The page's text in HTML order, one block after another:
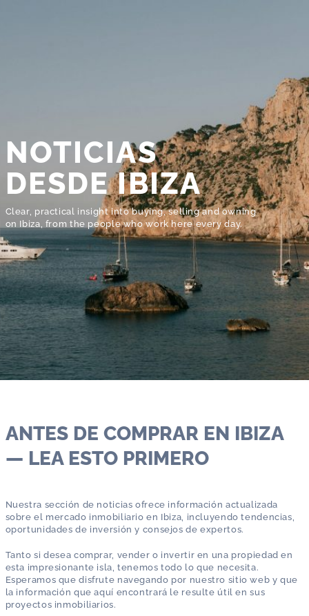
NOTICIAS
DESDE IBIZA
Clear, practical insight into buying, selling and owning
on Ibiza, from the people who work here every day.
ANTES DE COMPRAR EN IBIZA
— LEA ESTO PRIMERO
Nuestra sección de noticias ofrece información actualizada
sobre el mercado inmobiliario en Ibiza, incluyendo tendencias,
oportunidades de inversión y consejos de expertos.
Tanto si desea comprar, vender o invertir en una propiedad en
esta impresionante isla, tenemos todo lo que necesita.
Esperamos que disfrute navegando por nuestro sitio web y que
la información que aquí encontrará le resulte útil en sus
proyectos inmobiliarios.